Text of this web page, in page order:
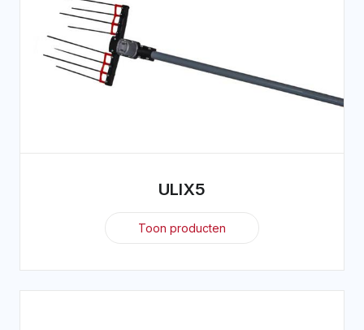
ULIX5
Toon producten